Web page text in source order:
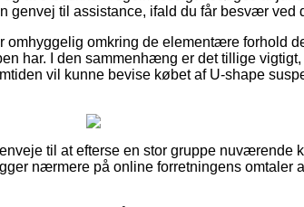
genvej til assistance, ifald du får besvær ved
omhyggelig omkring de elementære forhold
har. I den sammenhæng er det tillige
vil kunne bevise købet af U-shape
til at efterse en stor gruppe nuværende
nærmere på online forretningens omtaler